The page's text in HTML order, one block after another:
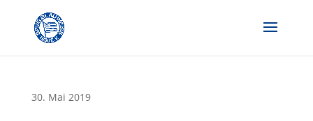
content
30. Mai 2019